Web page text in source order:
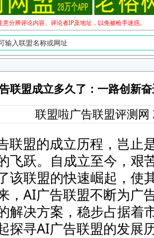
意分辨评论内容、评论者IP及地址，以免被枪手迷惑。
联盟成立多久了：一路创新
联盟啦广告联盟评测网
联盟的成立历程，岂止
飞跃。自成立至今，艰
该联盟的快速崛起，使
，AI广告联盟不断为广
解决方案，稳步占据着
探寻AI广告联盟的发展